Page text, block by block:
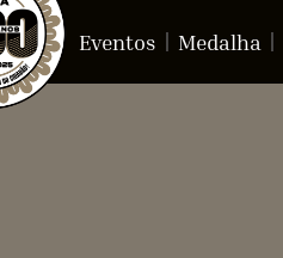
Eventos Medalha